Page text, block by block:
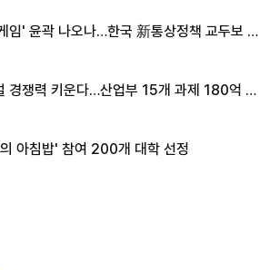
임' 윤곽 나오나…한국 新통상정책 교두보 활
경쟁력 키운다…산업부 15개 과제 180억 지
아침밥' 참여 200개 대학 선정